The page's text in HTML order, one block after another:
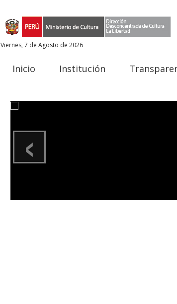
Viernes, 7 de Agosto de 2026
Inicio Institución
‹